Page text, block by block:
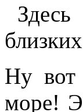
Ну вот
море!